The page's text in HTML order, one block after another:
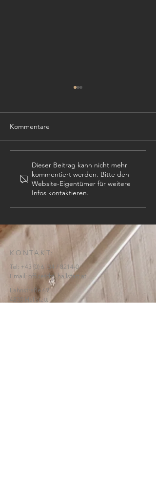
PROJEKTLEITER (m,w,d)
Kommentare
Dieser Beitrag kann nicht mehr
kommentiert werden. Bitte den
Website-Eigentümer für weitere
Infos kontaktieren.
KONTAKT:
Tel: +43 (0) 6134 / 8214-0
Email: office@htl-hallstatt.at
Lahnstraße 69
4830 Hallstatt